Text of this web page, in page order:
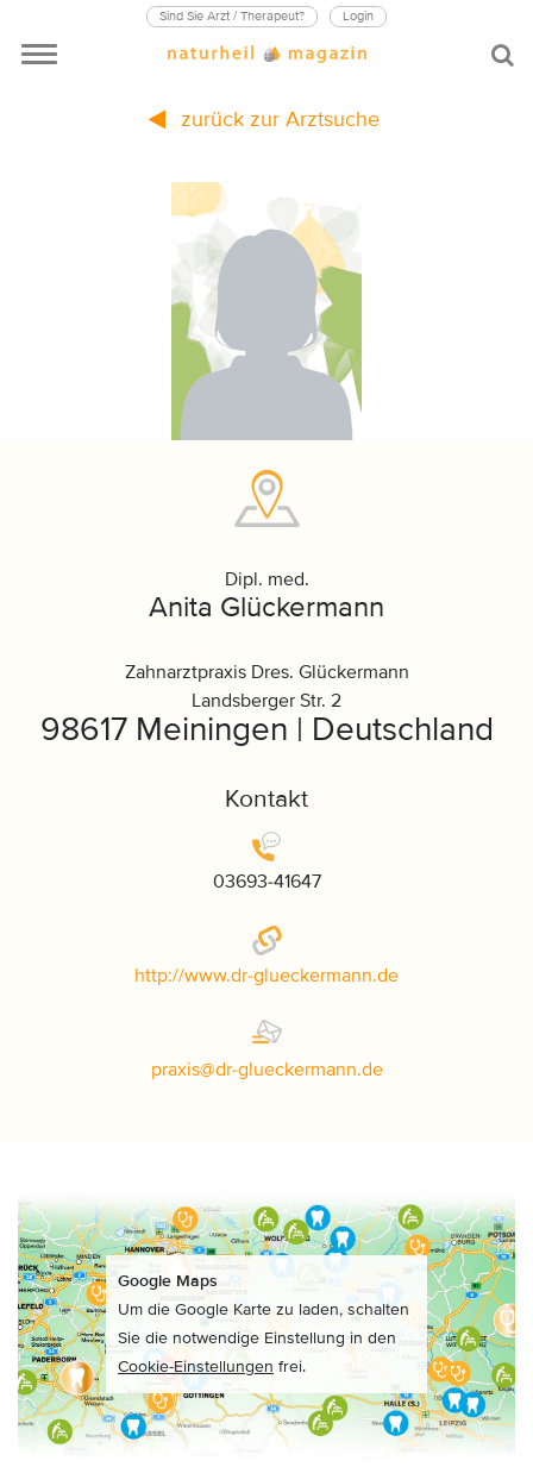
Sind Sie Arzt / Therapeut? Login
zurück zur Arztsuche
Dipl. med.
Anita Glückermann
Zahnarztpraxis Dres. Glückermann
Landsberger Str. 2
98617 Meiningen | Deutschland
Kontakt
03693-41647
http://www.dr-glueckermann.de
praxis@dr-glueckermann.de
Google Maps
Um die Google Karte zu laden, schalten
Sie die notwendige Einstellung in den
Cookie-Einstellungen frei.